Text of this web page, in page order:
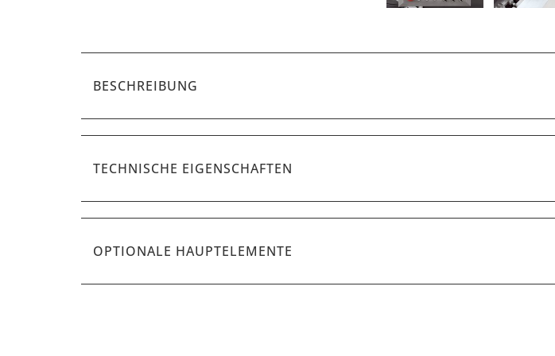
BESCHREIBUNG
TECHNISCHE EIGENSCHAFTEN
OPTIONALE HAUPTELEMENTE